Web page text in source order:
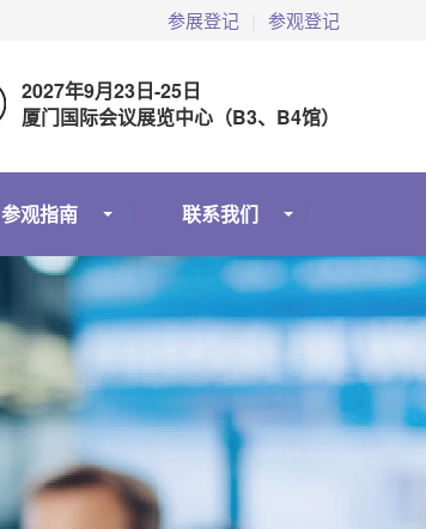
参展登记 参观登记
2027年9月23日-25日
厦门国际会议展览中心（B3、B4馆）
参观指南 联系我们